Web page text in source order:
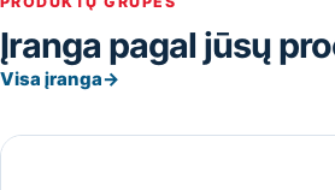
Įranga pagal jūsų
Visa įranga→